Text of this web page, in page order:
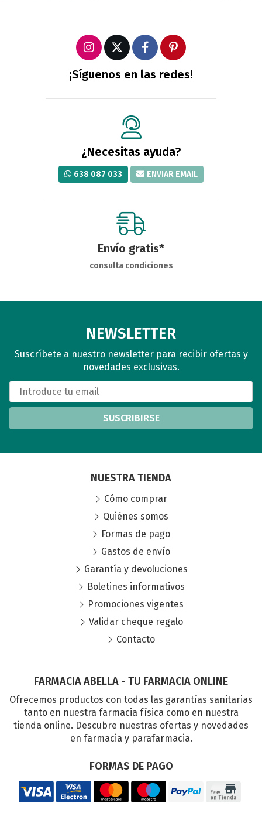
¡Síguenos en las redes!
¿Necesitas ayuda?
638 087 033 ENVIAR EMAIL
Envío gratis*
consulta condiciones
NEWSLETTER
Suscríbete a nuestro newsletter para recibir ofertas y
novedades exclusivas.
SUSCRIBIRSE
FARMACIA ABELLA - TU FARMACIA ONLINE
Ofrecemos productos con todas las garantías sanitarias
tanto en nuestra farmacia física como en nuestra
tienda online. Descubre nuestras ofertas y novedades
en farmacia y parafarmacia.
FORMAS DE PAGO
NUESTRA TIENDA
Cómo comprar
Quiénes somos
Formas de pago
Gastos de envío
Garantía y devoluciones
Boletines informativos
Promociones vigentes
Validar cheque regalo
Contacto